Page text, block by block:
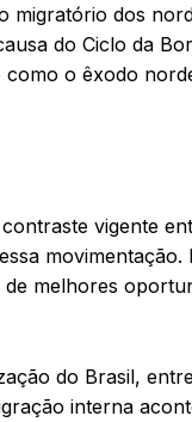
migratório dos
do Ciclo da
o êxodo
vigente
melhores
do Brasil,
interna